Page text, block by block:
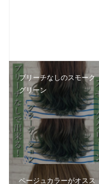
ブリーチなしのスモーク
グリーン
ベージュカラーがオスス